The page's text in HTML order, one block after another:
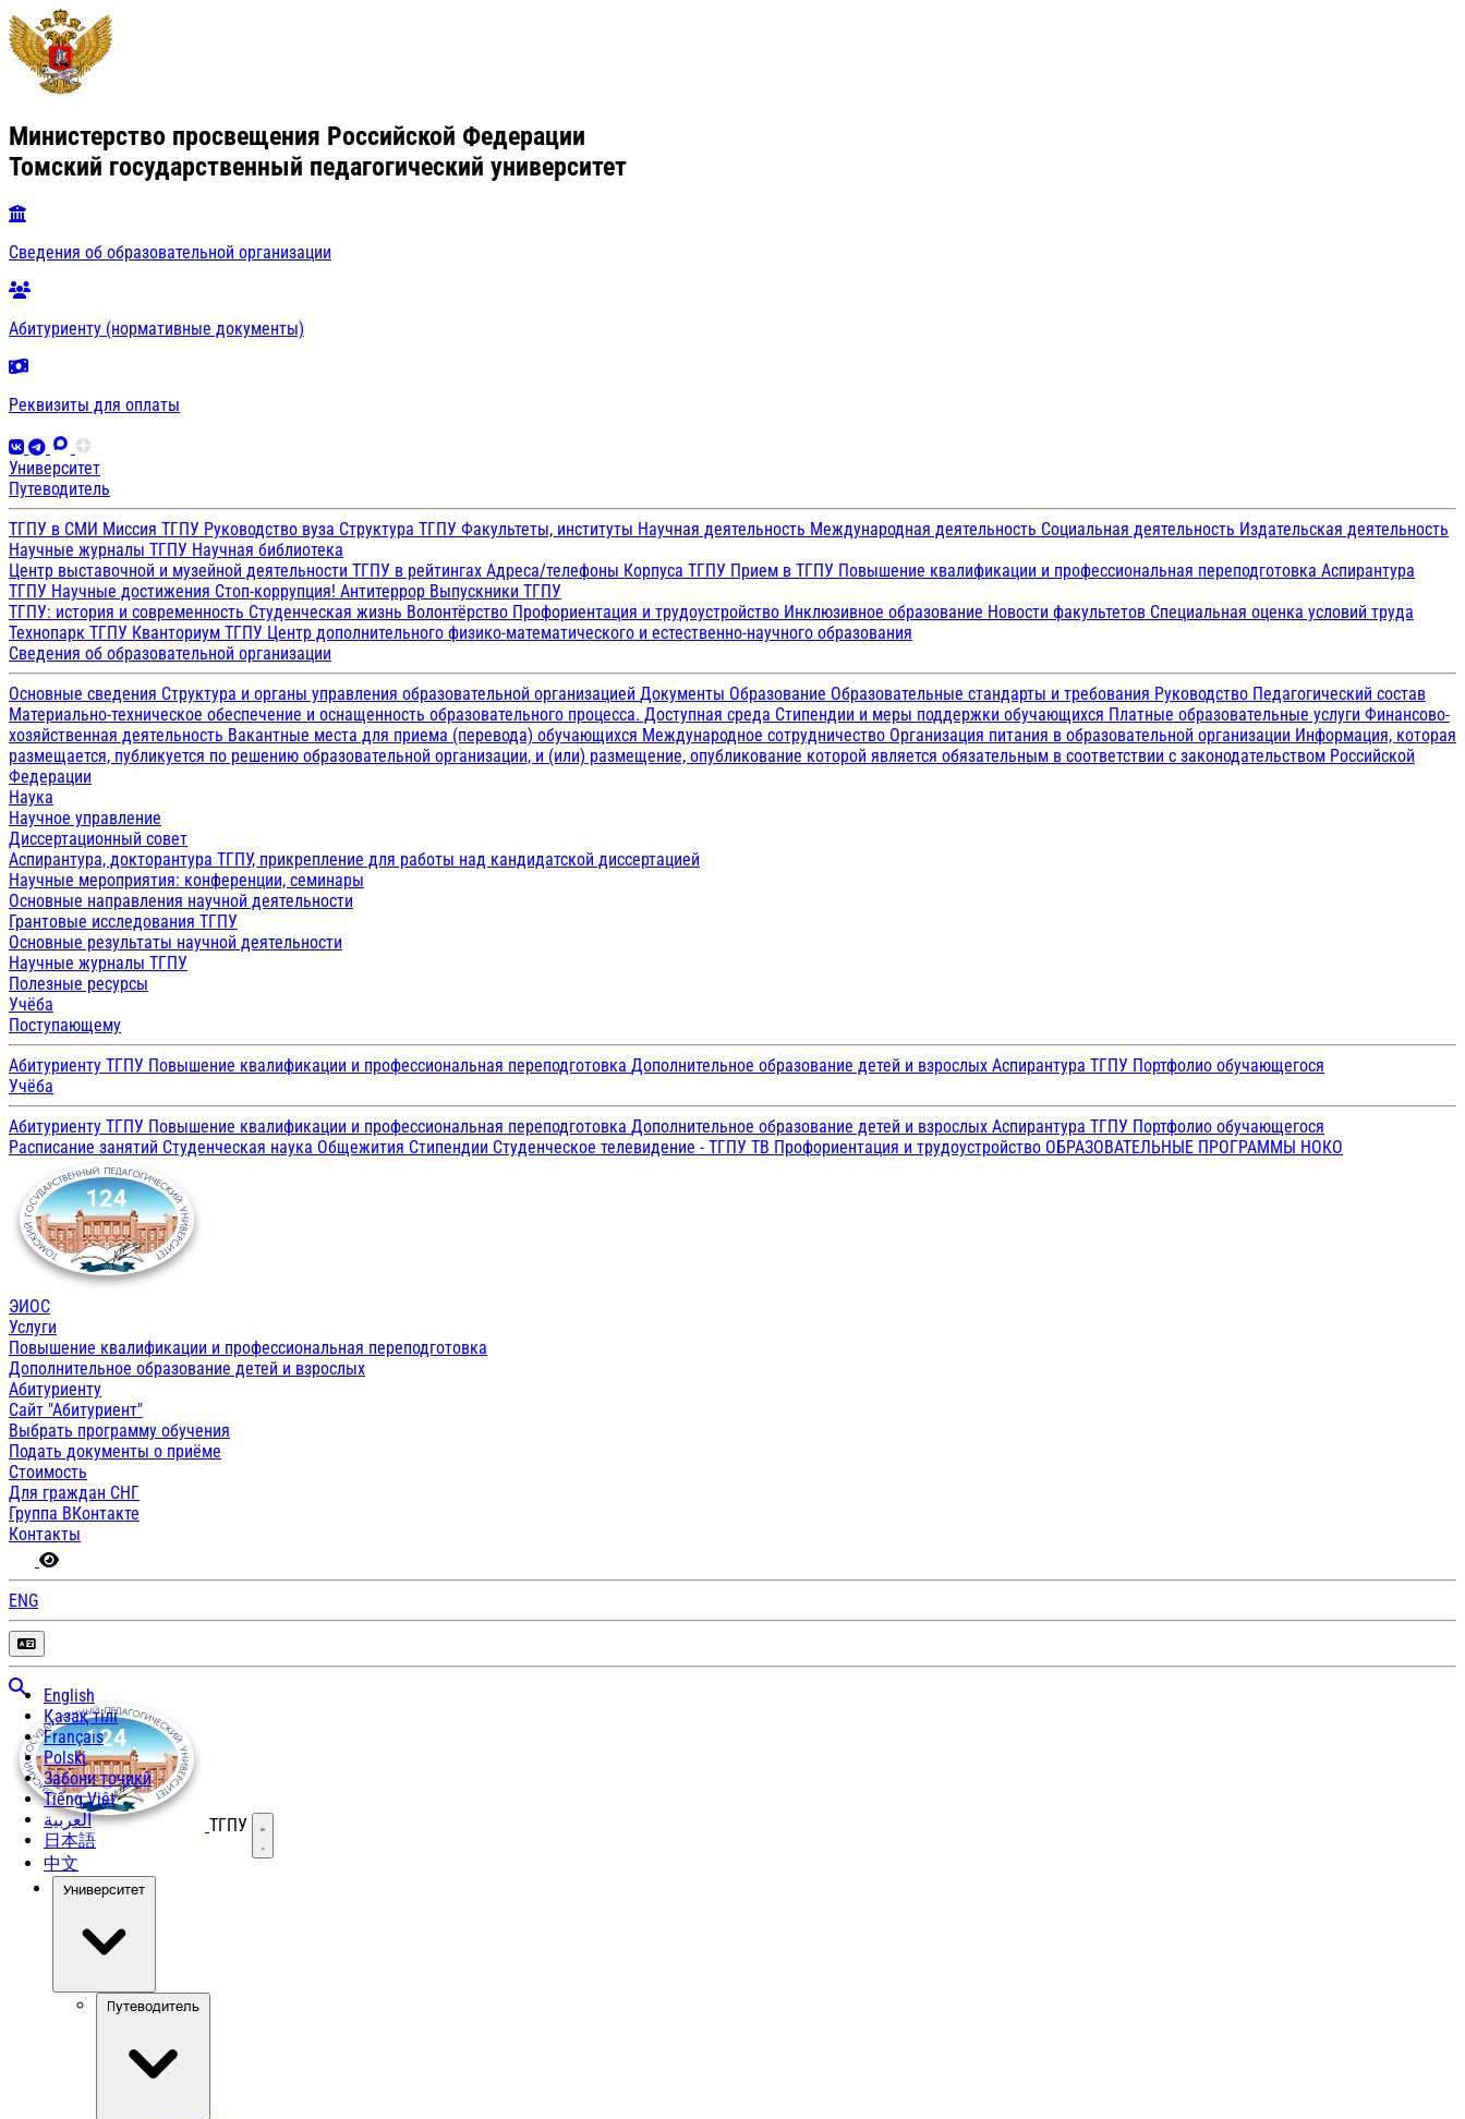
Министерство просвещения Российской Федерации
Томский государственный педагогический университет
Сведения об образовательной организации
Абитуриенту (нормативные документы)
Реквизиты для оплаты
Университет
Путеводитель
ТГПУ в СМИ Миссия ТГПУ Руководство вуза Структура ТГПУ Факультеты, институты Научная деятельность Международная деятельность Социальная деятельность Издательская деятельность
Научные журналы ТГПУ Научная библиотека
Центр выставочной и музейной деятельности ТГПУ в рейтингах Адреса/телефоны Корпуса ТГПУ Прием в ТГПУ Повышение квалификации и профессиональная переподготовка Аспирантура
ТГПУ Научные достижения Стоп-коррупция! Антитеррор Выпускники ТГПУ
ТГПУ: история и современность Студенческая жизнь Волонтёрство Профориентация и трудоустройство Инклюзивное образование Новости факультетов Специальная оценка условий труда
Технопарк ТГПУ Кванториум ТГПУ Центр дополнительного физико-математического и естественно-научного образования
Сведения об образовательной организации
Основные сведения Структура и органы управления образовательной организацией Документы Образование Образовательные стандарты и требования Руководство Педагогический состав
Материально-техническое обеспечение и оснащенность образовательного процесса. Доступная среда Стипендии и меры поддержки обучающихся Платные образовательные услуги Финансово-
хозяйственная деятельность Вакантные места для приема (перевода) обучающихся Международное сотрудничество Организация питания в образовательной организации Информация, которая
размещается, публикуется по решению образовательной организации, и (или) размещение, опубликование которой является обязательным в соответствии с законодательством Российской
Федерации
Наука
Научное управление
Диссертационный совет
Аспирантура, докторантура ТГПУ, прикрепление для работы над кандидатской диссертацией
Научные мероприятия: конференции, семинары
Основные направления научной деятельности
Грантовые исследования ТГПУ
Основные результаты научной деятельности
Научные журналы ТГПУ
Полезные ресурсы
Учёба
Поступающему
Абитуриенту ТГПУ Повышение квалификации и профессиональная переподготовка Дополнительное образование детей и взрослых Аспирантура ТГПУ Портфолио обучающегося
Учёба
Абитуриенту ТГПУ Повышение квалификации и профессиональная переподготовка Дополнительное образование детей и взрослых Аспирантура ТГПУ Портфолио обучающегося
Расписание занятий Студенческая наука Общежития Стипендии Студенческое телевидение - ТГПУ ТВ Профориентация и трудоустройство ОБРАЗОВАТЕЛЬНЫЕ ПРОГРАММЫ НОКО
ЭИОС
Услуги
Повышение квалификации и профессиональная переподготовка
Дополнительное образование детей и взрослых
Абитуриенту
Сайт "Абитуриент"
Выбрать программу обучения
Подать документы о приёме
Стоимость
Для граждан СНГ
Группа ВКонтакте
Контакты
ENG
English
Қазақ тілі
Français
Polski
Забони тоҷикӣ
Tiếng Việt
العربية
日本語
中文
ТГПУ Открыть меню
Университет
Путеводитель